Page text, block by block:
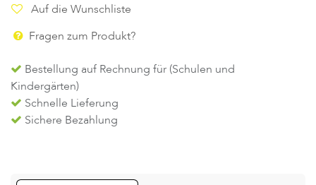
Auf die Wunschliste
Fragen zum Produkt?
Bestellung auf Rechnung für (Schulen und
Kindergärten)
Schnelle Lieferung
Sichere Bezahlung